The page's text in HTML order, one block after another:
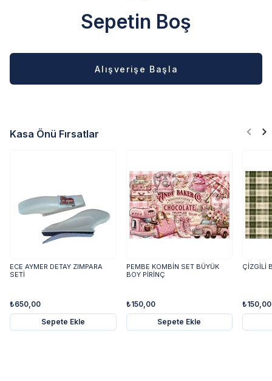
Sepetin Boş
Alışverişe Başla
Kasa Önü Fırsatlar
ECE AYMER DETAY ZIMPARA
SETİ
₺650,00
Sepete Ekle
PEMBE KOMBİN SET BÜYÜK
BOY PİRİNÇ
₺150,00
Sepete Ekle
ÇİZGİLİ
₺150,00